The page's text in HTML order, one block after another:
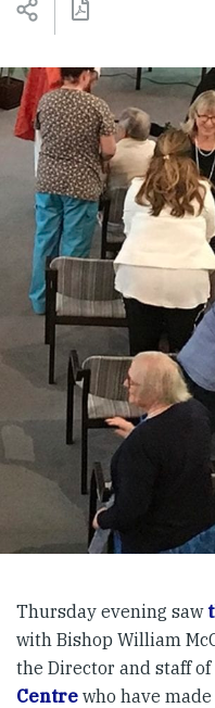
Thursday evening saw
with Bishop William
the Director and staff of
Centre who have